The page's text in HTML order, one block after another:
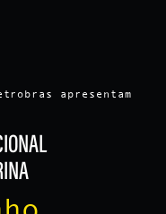
apresentam